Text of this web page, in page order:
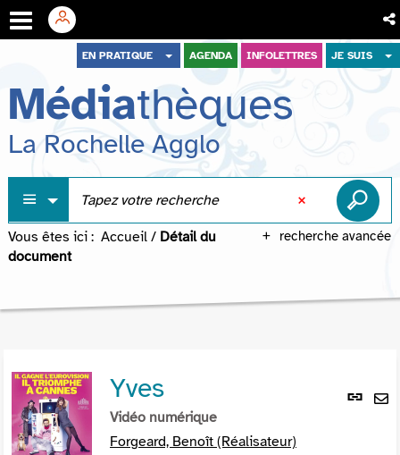
menu
contenu
recherche
EN PRATIQUE AGENDA INFOLETTRES JE SUIS
Médiathèques
La Rochelle Agglo
recherche avancée
Vous êtes ici : Accueil / Détail du
document
Lien
Yves
Vidéo numérique
Forgeard, Benoît (Réalisateur)